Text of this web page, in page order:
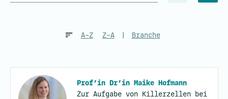
A–Z Z–A Branche
Prof’in Dr’in Maike Hofmann
Zur Aufgabe von Killerzellen bei